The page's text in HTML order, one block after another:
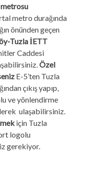
metro durağında
önünden geçen
Tuzla İETT
Caddesi
Özel
E-5’ten Tuzla
çıkış yapıp,
ve yönlendirme
ulaşabilirsiniz.
için Tuzla
logolu
gerekiyor.